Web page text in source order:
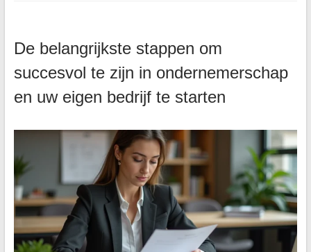
De belangrijkste stappen om
succesvol te zijn in ondernemerschap
en uw eigen bedrijf te starten